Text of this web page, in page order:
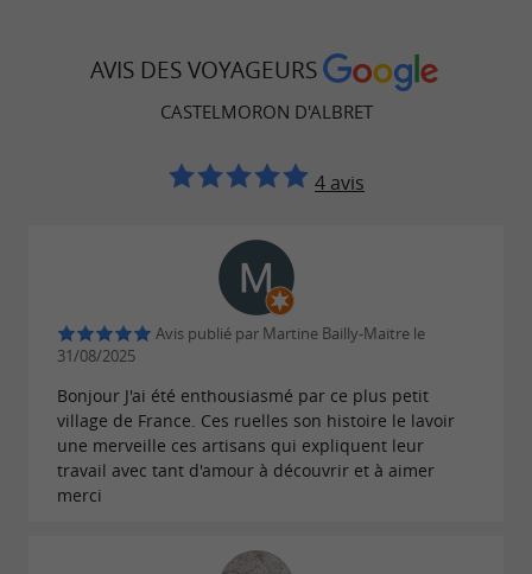
est particulièrement
L’église Notre-Dame, restaurée au
complètent ce tableau médiéval.
La commune porte le nom de Castelmoron d'Albret
pour la distinguer de sa voisine du Lot et Garonne,
Castelmoron du Lot.
AVIS DES VOYAGEURS
CASTELMORON D'ALBRET
4 avis
Avis publié par Martine Bailly-Maitre le
31/08/2025
Bonjour J'ai été enthousiasmé par ce plus petit
village de France. Ces ruelles son histoire le lavoir
une merveille ces artisans qui expliquent leur
travail avec tant d'amour à découvrir et à aimer
merci